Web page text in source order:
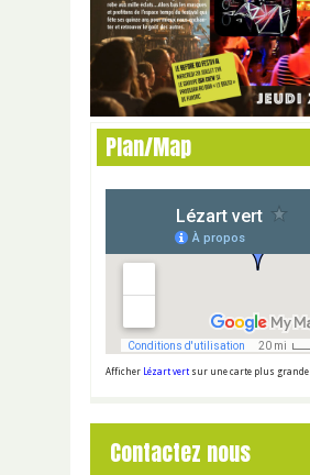
Plan/Map
Afficher Lézart vert sur une carte plus grande
Contactez nous